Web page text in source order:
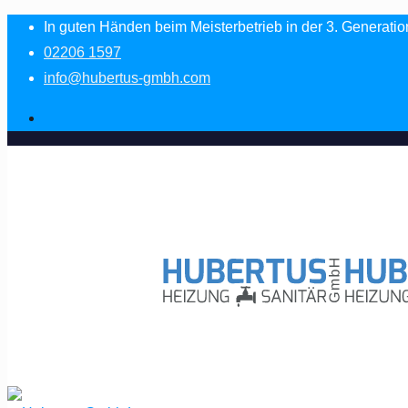
In guten Händen beim Meisterbetrieb in der 3.
02206 1597
info@hubertus-gmbh.com